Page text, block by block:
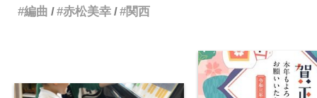
編曲
赤松美幸 関西